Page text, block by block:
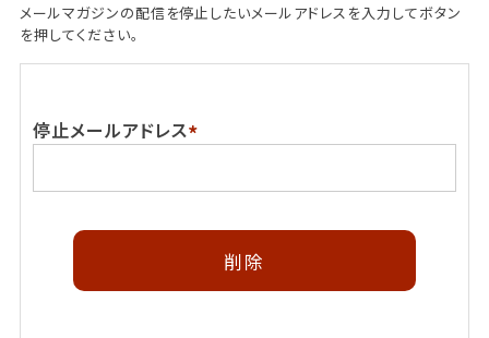
メールマガジンの配信を停止したいメールアドレスを入力してボタン
を押してください。
停止メールアドレス
須)
削除